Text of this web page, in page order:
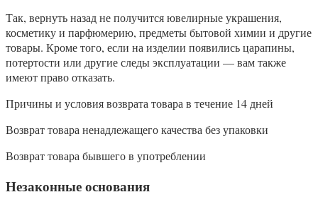
Так, вернуть назад не получится ювелирные украшения,
косметику и парфюмерию, предметы бытовой химии и другие
товары. Кроме того, если на изделии появились царапины,
потертости или другие следы эксплуатации — вам также
имеют право отказать.
Причины и условия возврата товара в течение 14 дней
Возврат товара ненадлежащего качества без упаковки
Возврат товара бывшего в употреблении
Незаконные основания